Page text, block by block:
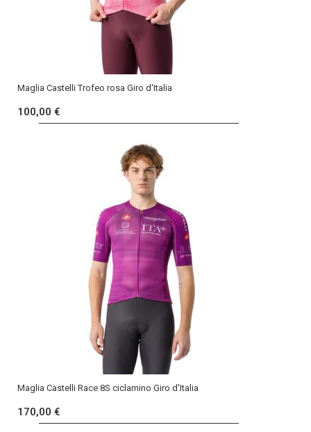
Maglia Castelli Trofeo rosa Giro d'Italia
100,00 €
Maglia Castelli Race 8S ciclamino Giro d'Italia
170,00 €